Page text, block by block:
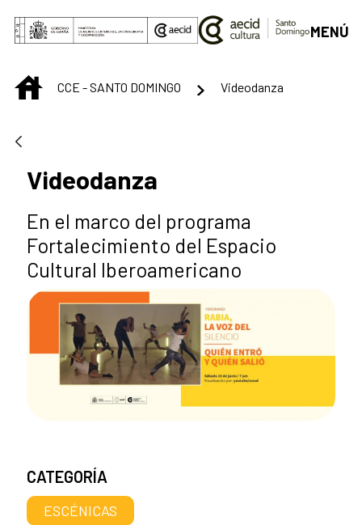
Saltar al contenido principal
MENÚ
INICIOCCE - SANTO DOMINGO Videodanza
Videodanza
En el marco del programa
Fortalecimiento del Espacio
Cultural Iberoamericano
CATEGORÍA
ESCÉNICAS